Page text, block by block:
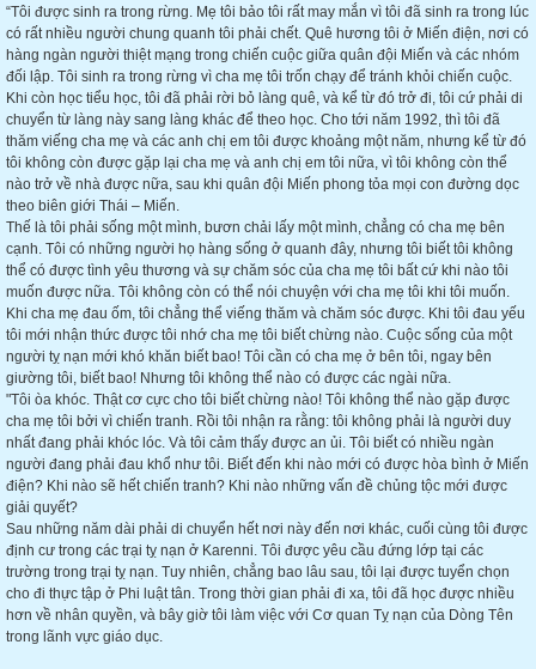
“Tôi được sinh ra trong rừng. Mẹ tôi bảo tôi rất may mắn vì tôi đã sinh ra trong lúc
có rất nhiều người chung quanh tôi phải chết. Quê hương tôi ở Miến điện, nơi có
hàng ngàn người thiệt mạng trong chiến cuộc giữa quân đội Miến và các nhóm
đối lập. Tôi sinh ra trong rừng vì cha mẹ tôi trốn chạy để tránh khỏi chiến cuộc.
Khi còn học tiểu học, tôi đã phải rời bỏ làng quê, và kể từ đó trở đi, tôi cứ phải di
chuyển từ làng này sang làng khác để theo học. Cho tới năm 1992, thì tôi đã
thăm viếng cha mẹ và các anh chị em tôi được khoảng một năm, nhưng kể từ đó
tôi không còn được gặp lại cha mẹ và anh chị em tôi nữa, vì tôi không còn thể
nào trở về nhà được nữa, sau khi quân đội Miến phong tỏa mọi con đường dọc
theo biên giới Thái – Miến.
Thế là tôi phải sống một mình, bươn chải lấy một mình, chẳng có cha mẹ bên
cạnh. Tôi có những người họ hàng sống ở quanh đây, nhưng tôi biết tôi không
thể có được tình yêu thương và sự chăm sóc của cha mẹ tôi bất cứ khi nào tôi
muốn được nữa. Tôi không còn có thể nói chuyện với cha mẹ tôi khi tôi muốn.
Khi cha mẹ đau ốm, tôi chẳng thể viếng thăm và chăm sóc được. Khi tôi đau yếu
tôi mới nhận thức được tôi nhớ cha mẹ tôi biết chừng nào. Cuộc sống của một
người tỵ nạn mới khó khăn biết bao! Tôi cần có cha mẹ ở bên tôi, ngay bên
giường tôi, biết bao! Nhưng tôi không thể nào có được các ngài nữa.
"Tôi òa khóc. Thật cơ cực cho tôi biết chừng nào! Tôi không thể nào gặp được
cha mẹ tôi bởi vì chiến tranh. Rồi tôi nhận ra rằng: tôi không phải là người duy
nhất đang phải khóc lóc. Và tôi cảm thấy được an ủi. Tôi biết có nhiều ngàn
người đang phải đau khổ như tôi. Biết đến khi nào mới có được hòa bình ở Miến
điện? Khi nào sẽ hết chiến tranh? Khi nào những vấn đề chủng tộc mới được
giải quyết?
Sau những năm dài phải di chuyển hết nơi này đến nơi khác, cuối cùng tôi được
định cư trong các trại tỵ nạn ở Karenni. Tôi được yêu cầu đứng lớp tại các
trường trong trại tỵ nạn. Tuy nhiên, chẳng bao lâu sau, tôi lại được tuyển chọn
cho đi thực tập ở Phi luật tân. Trong thời gian phải đi xa, tôi đã học được nhiều
hơn về nhân quyền, và bây giờ tôi làm việc với Cơ quan Tỵ nạn của Dòng Tên
trong lãnh vực giáo dục.